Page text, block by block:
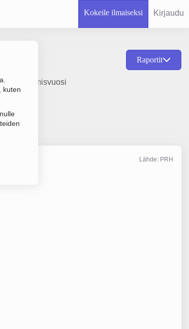
Kokeile ilmaiseksi Kirjaudu
kuten
Raportit
perustamisvuosi
Lähde: PRH